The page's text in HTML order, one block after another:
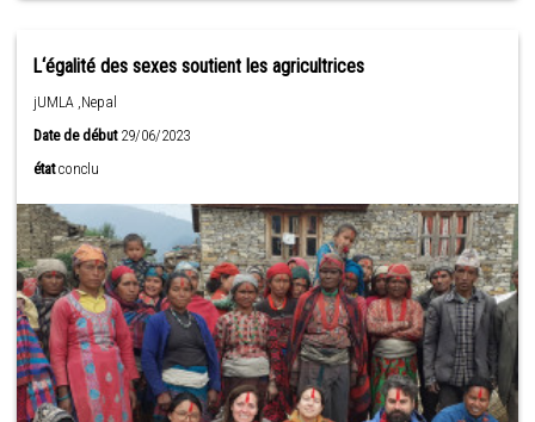
L‘égalité des sexes soutient les agricultrices
jUMLA ,Nepal
Date de début29/06/2023
état conclu